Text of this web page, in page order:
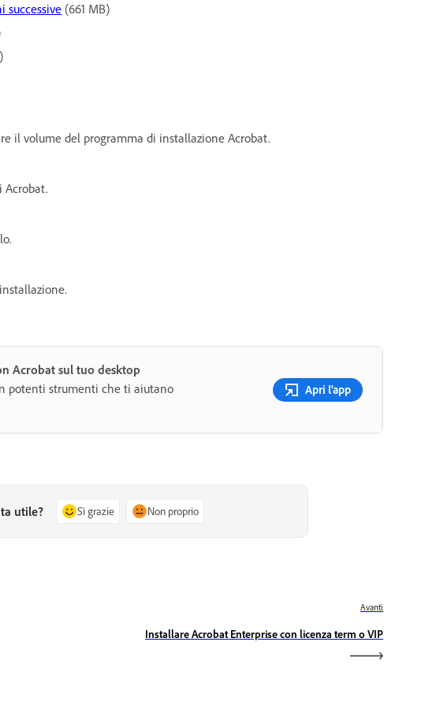
successive (661 MB)
il volume del programma di installazione Acrobat.
Acrobat.
Acrobat sul tuo desktop
potenti strumenti che ti aiutano
Apri l'app
utile? Sì grazie Non proprio
Avanti
Installare Acrobat Enterprise con licenza term o VIP